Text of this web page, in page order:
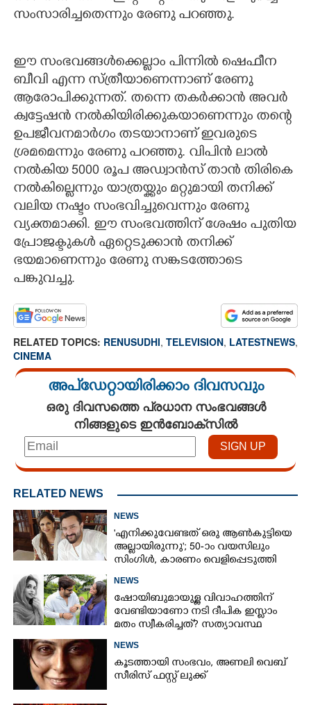
സംസാരിച്ചതെന്നും രേണു പറഞ്ഞു.
ഈ സംഭവങ്ങൾക്കെല്ലാം പിന്നിൽ ഷെഫീന
ബീവി എന്ന സ്ത്രീയാണെന്നാണ് രേണു
ആരോപിക്കുന്നത്. തന്നെ തകർക്കാൻ അവർ
ക്വട്ടേഷൻ നൽകിയിരിക്കുകയാണെന്നും തന്റെ
ഉപജീവനമാർഗം തടയാനാണ് ഇവരുടെ
ശ്രമമെന്നും രേണു പറഞ്ഞു. വിപിൻ ലാൽ
നൽകിയ 5000 രൂപ അഡ്വാൻസ് താൻ തിരികെ
നൽകില്ലെന്നും യാത്രയ്ക്കും മറ്റുമായി തനിക്ക്
വലിയ നഷ്ടം സംഭവിച്ചുവെന്നും രേണു
വ്യക്തമാക്കി. ഈ സംഭവത്തിന് ശേഷം പുതിയ
പ്രോജക്ടുകൾ ഏറ്റെടുക്കാൻ തനിക്ക്
ഭയമാണെന്നും രേണു സങ്കടത്തോടെ
പങ്കുവച്ചു.
RELATED TOPICS: RENUSUDHI, TELEVISION, LATESTNEWS,
CINEMA
അപ്ഡേറ്റായിരിക്കാം ദിവസവും
ഒരു ദിവസത്തെ പ്രധാന സംഭവങ്ങൾ
നിങ്ങളുടെ ഇൻബോക്സിൽ
RELATED NEWS
NEWS
'എനിക്കുവേണ്ടത് ഒരു ആൺകുട്ടിയെ
അല്ലായിരുന്നു'; 50-ാം വയസിലും
സിംഗിൾ, കാരണം വെളിപ്പെടുത്തി
NEWS
ഷോയിബുമായുള്ള വിവാഹത്തിന്
വേണ്ടിയാണോ നടി ദീപിക ഇസ്ലാം
മതം സ്വീകരിച്ചത്? സത്യാവസ്ഥ
NEWS
കൂടത്തായി സംഭവം, അണലി വെബ്
സീരിസ് ഫസ്റ്റ് ലുക്ക്